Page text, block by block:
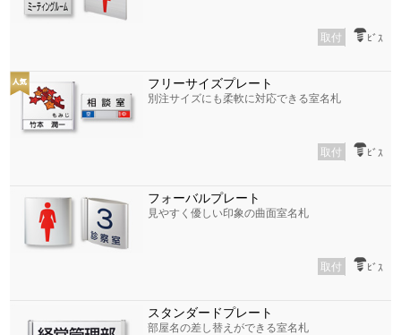
取付 ﾋﾞｽ
フリーサイズプレート
別注サイズにも柔軟に対応できる室名札
取付 ﾋﾞｽ
フォーバルプレート
見やすく優しい印象の曲面室名札
取付 ﾋﾞｽ
スタンダードプレート
部屋名の差し替えができる室名札